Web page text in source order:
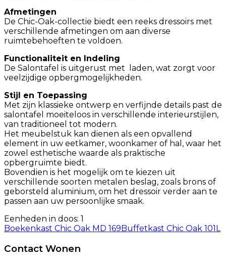
Afmetingen
De Chic-Oak-collectie biedt een reeks dressoirs met
verschillende afmetingen om aan diverse
ruimtebehoeften te voldoen.
Functionaliteit en Indeling
De Salontafel is uitgerust met laden, wat zorgt voor
veelzijdige opbergmogelijkheden.
Stijl en Toepassing
Met zijn klassieke ontwerp en verfijnde details past de
salontafel moeiteloos in verschillende interieurstijlen,
van traditioneel tot modern.
Het meubelstuk kan dienen als een opvallend
element in uw eetkamer, woonkamer of hal, waar het
zowel esthetische waarde als praktische
opbergruimte biedt.
Bovendien is het mogelijk om te kiezen uit
verschillende soorten metalen beslag, zoals brons of
geborsteld aluminium, om het dressoir verder aan te
passen aan uw persoonlijke smaak.
Eenheden in doos: 1
Boekenkast Chic Oak MD 169Buffetkast Chic Oak 101L
Contact Wonen